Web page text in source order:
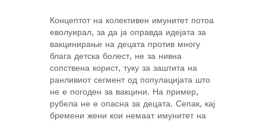
Концептот на колективен имунитет потоа
еволуирал, за да ја оправда идејата за
вакцинирање на децата против многу
блага детска болест, не за нивна
сопствена корист, туку за заштита на
ранливиот сегмент од популацијата што
не е погоден за вакцини. На пример,
рубела не е опасна за децата. Сепак, кај
бремени жени кои немаат имунитет на